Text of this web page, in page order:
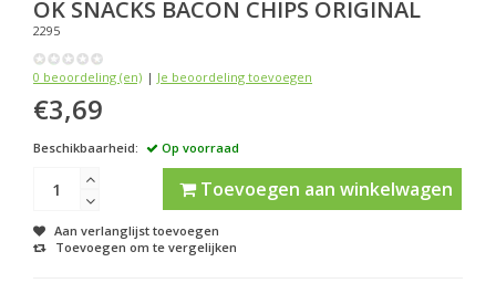
OK SNACKS BACON CHIPS ORIGINAL
2295
0 beoordeling (en) | Je beoordeling toevoegen
€3,69
Beschikbaarheid: Op voorraad
Toevoegen aan winkelwagen
Aan verlanglijst toevoegen
Toevoegen om te vergelijken